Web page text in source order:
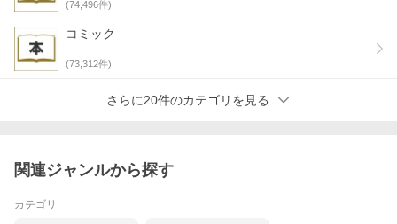
(74,496件)
コミック
(73,312件)
さらに20件のカテゴリを見る
関連ジャンルから探す
カテゴリ